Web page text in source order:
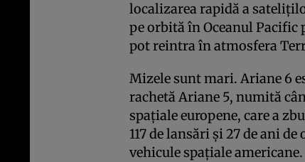
localizarea rapidă a
pe orbită în Oceanul Pacific
pot reintra în atmosfera
Mizele sunt mari. Ariane 6
rachetă Ariane 5, numită
spațiale europene, care a
117 de lansări și 27 de ani
vehicule spațiale americane.